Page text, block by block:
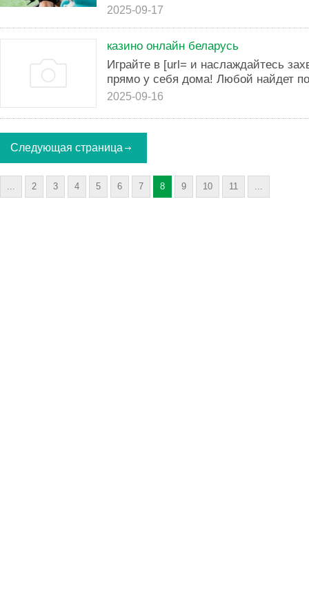
2025-09-17
казино онлайн беларусь
Играйте в [url= и наслаждайтесь
прямо у себя дома! Любой найдет
2025-09-16
Следующая страница
... 2 3 4 5 6 7 8 9 10 11 ...